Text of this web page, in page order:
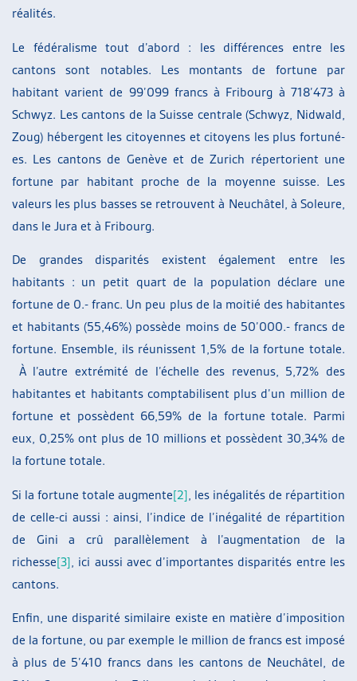
réalités.
Le fédéralisme tout d’abord : les différences entre les
cantons sont notables. Les montants de fortune par
habitant varient de 99’099 francs à Fribourg à 718’473 à
Schwyz. Les cantons de la Suisse centrale (Schwyz, Nidwald,
Zoug) hébergent les citoyennes et citoyens les plus fortuné-
es. Les cantons de Genève et de Zurich répertorient une
fortune par habitant proche de la moyenne suisse. Les
valeurs les plus basses se retrouvent à Neuchâtel, à Soleure,
dans le Jura et à Fribourg.
De grandes disparités existent également entre les
habitants : un petit quart de la population déclare une
fortune de 0.- franc. Un peu plus de la moitié des habitantes
et habitants (55,46%) possède moins de 50’000.- francs de
fortune. Ensemble, ils réunissent 1,5% de la fortune totale.
À l’autre extrémité de l’échelle des revenus, 5,72% des
habitantes et habitants comptabilisent plus d’un million de
fortune et possèdent 66,59% de la fortune totale. Parmi
eux, 0,25% ont plus de 10 millions et possèdent 30,34% de
la fortune totale.
Si la fortune totale augmente[2] , les inégalités de répartition
de celle-ci aussi : ainsi, l’indice de l’inégalité de répartition
de Gini a crû parallèlement à l’augmentation de la
richesse[3] , ici aussi avec d’importantes disparités entre les
cantons.
Enfin, une disparité similaire existe en matière d’imposition
de la fortune, ou par exemple le million de francs est imposé
à plus de 5’410 francs dans les cantons de Neuchâtel, de